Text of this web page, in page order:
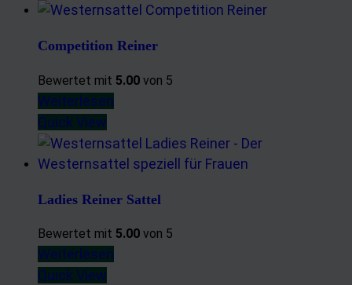
Competition Reiner
Bewertet mit 5.00 von 5
Weiterlesen
Quick View
Ladies Reiner Sattel
Bewertet mit 5.00 von 5
Weiterlesen
Quick View